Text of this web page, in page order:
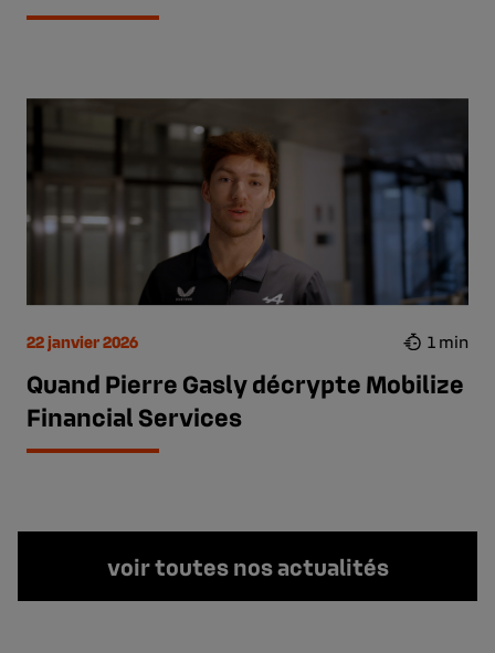
22 janvier 2026 1 min
Quand Pierre Gasly décrypte Mobilize
Financial Services
voir toutes nos actualités